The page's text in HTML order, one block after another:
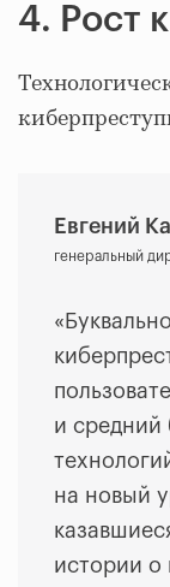
4. Рост
Евгений
генеральный
и средний
на новый
истории